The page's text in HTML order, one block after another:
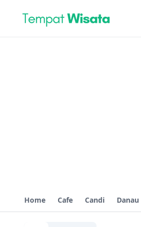
Home Cafe Candi Danau